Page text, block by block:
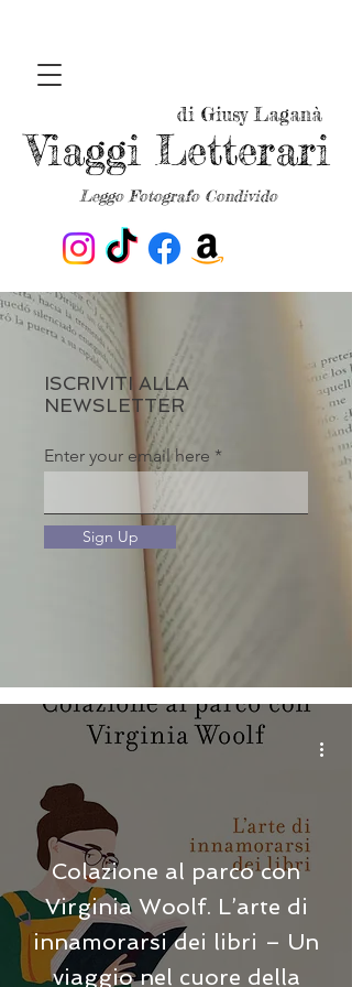
Leggo Fotografo Condivido
Viaggi Letterari
di Giusy Laganà
ISCRIVITI ALLA
NEWSLETTER
Enter your email here
Sign Up
Colazione al parco con
Virginia Woolf. L’arte di
innamorarsi dei libri – Un
viaggio nel cuore della